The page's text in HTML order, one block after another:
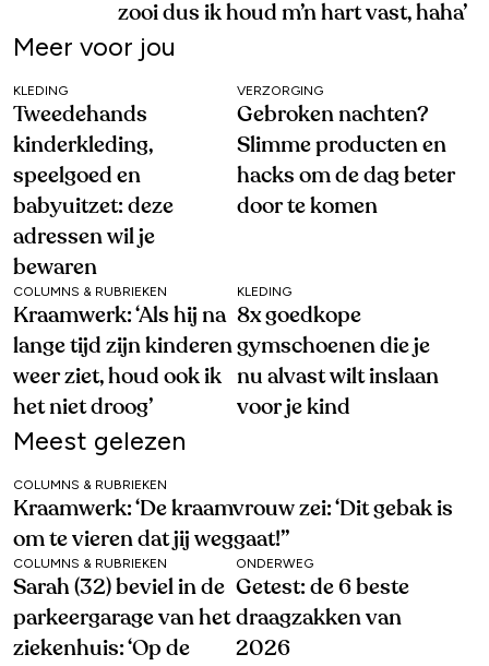
zooi dus ik houd m’n hart vast, haha’
Meer voor jou
KLEDING
Tweedehands
kinderkleding,
speelgoed en
babyuitzet: deze
adressen wil je
bewaren
VERZORGING
Gebroken nachten?
Slimme producten en
hacks om de dag beter
door te komen
COLUMNS & RUBRIEKEN
Kraamwerk: ‘Als hij na
lange tijd zijn kinderen
weer ziet, houd ook ik
het niet droog’
KLEDING
8x goedkope
gymschoenen die je
nu alvast wilt inslaan
voor je kind
Meest gelezen
COLUMNS & RUBRIEKEN
Kraamwerk: ‘De kraamvrouw zei: ‘Dit gebak is
om te vieren dat jij weggaat!’’
COLUMNS & RUBRIEKEN
Sarah (32) beviel in de
parkeergarage van het
ziekenhuis: ‘Op de
ONDERWEG
Getest: de 6 beste
draagzakken van
2026